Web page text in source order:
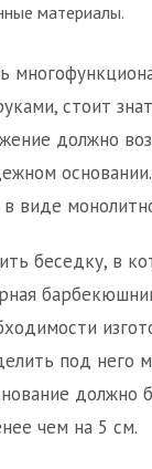
материалы.
стоит
должно
виде
беседку, в
под него
должно
чем на 5 см.